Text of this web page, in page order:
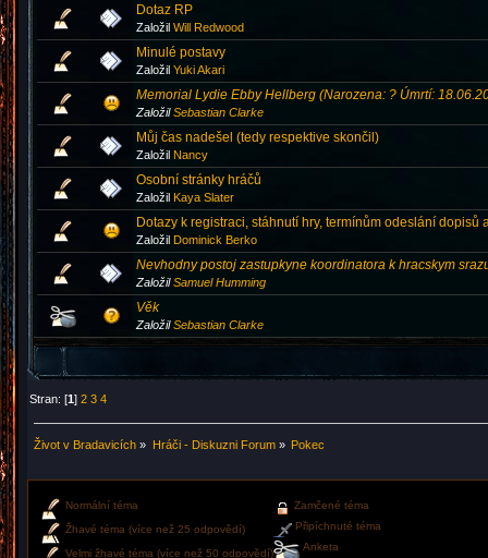
Dotaz RP
Založil Will Redwood
Minulé postavy
Založil Yuki Akari
Memorial Lydie Ebby Hellberg (Narozena: ? Úmrtí:
ZaložilSebastian Clarke
Můj čas nadešel (tedy respektive skončil)
Založil Nancy
Osobní stránky hráčů
Založil Kaya Slater
Dotazy k registraci, stáhnutí hry, termínům odeslání dopisů
Založil Dominick Berko
Nevhodny postoj zastupkyne koordinatora k hracskym
ZaložilSamuel Humming
Věk
ZaložilSebastian Clarke
Stran: [1]2 3 4
Život v Bradavicích » Hráči - Diskuzni Forum» Pokec
Normální téma
Žhavé téma (více než 25 odpovědí)
Velmi žhavé téma (více než 50 odpovědí)
Zamčené téma
Připíchnuté téma
Anketa